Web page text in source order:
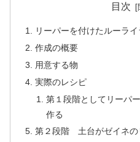
目次
リーパーを付けたルーラ
作成の概要
用意する物
実際のレシピ
第１段階としてリーパ
作る
第２段階 土台がゼイネの